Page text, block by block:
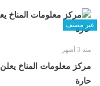
غير مصنف
منذ 3 أشهر
مركز معلومات المناخ
حارة